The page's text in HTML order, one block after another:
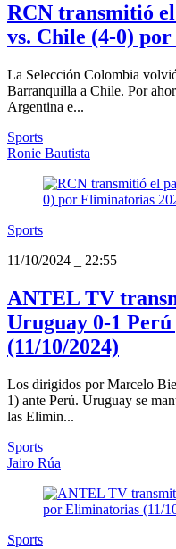
RCN transmitió
vs. Chile (4-0)
La Selección Colombia
Barranquilla a Chile. Por
Argentina e...
Sports
Ronie Bautista
Sports
11/10/2024
22:55
ANTEL TV
Uruguay 0-1
(11/10/2024)
Los dirigidos por Marcelo
1) ante Perú. Uruguay se
las Elimin...
Sports
Jairo Rúa
Sports